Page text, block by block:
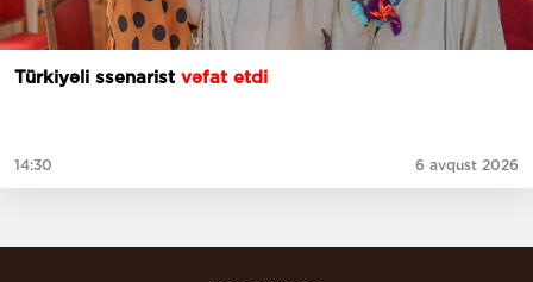
Türkiyəli ssenarist vəfat etdi
14:30 6 avqust 2026